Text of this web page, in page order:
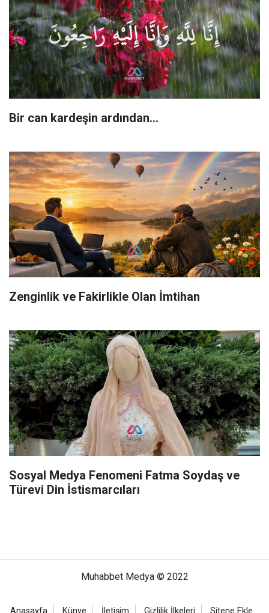
Bir can kardeşin ardından…
Zenginlik ve Fakirlikle Olan İmtihan
Sosyal Medya Fenomeni Fatma Soydaş ve
Türevi Din İstismarcıları
Muhabbet Medya © 2022
Anasayfa Künye İletişim Gizlilik İlkeleri Sitene Ekle